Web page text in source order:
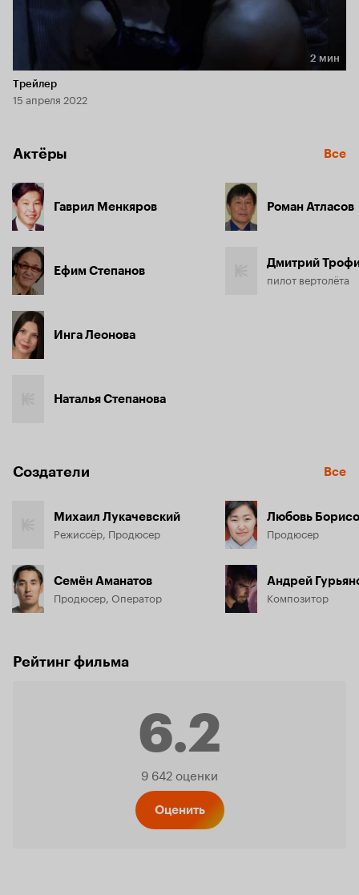
Длительность 2 мин
2 мин
Трейлер
15 апреля 2022
Актёры Все
Гаврил Менкяров
Ефим Степанов
Инга Леонова
Наталья Степанова
Роман Атласов
Дмитрий
пилот вертолёта
Создатели Все
Михаил Лукачевский
Режиссёр, Продюсер
Семён Аманатов
Продюсер, Оператор
Любовь
Продюсер
Андрей
Композитор
Рейтинг фильма
6.2
Рейтинг
9 642 оценки
Оценить